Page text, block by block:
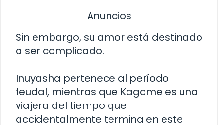
Anuncios
Sin embargo, su amor está destinado
a ser complicado.
Inuyasha pertenece al período
feudal, mientras que Kagome es una
viajera del tiempo que
accidentalmente termina en este